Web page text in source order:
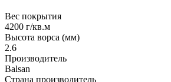
Вес покрытия
4200 г/кв.м
Высота ворса (мм)
2.6
Производитель
Balsan
Страна производитель